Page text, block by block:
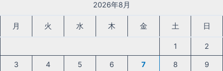
2026年8月
月 火 水 木 金 土 日
1 2
3 4 5 6 7 8 9